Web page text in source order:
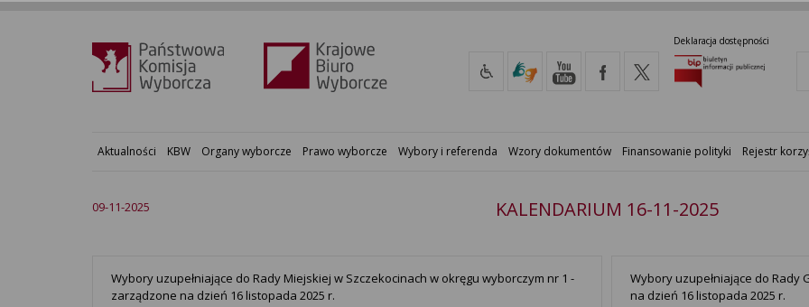
Deklaracja dostępności
Aktualności KBW Organy wyborcze Prawo wyborcze Wybory i referenda Wzory dokumentów Finansowanie polityki Rejestr
09-11-2025 KALENDARIUM 16-11-2025
Wybory uzupełniające do Rady Miejskiej w Szczekocinach w okręgu wyborczym nr 1 -
zarządzone na dzień 16 listopada 2025 r.
Wybory uzupełniające do Rady
na dzień 16 listopada 2025 r.